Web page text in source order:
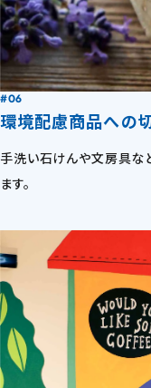
#06
環境配慮商品への
手洗い石けんや文房具な
ます。